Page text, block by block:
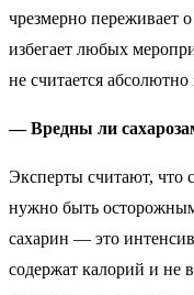
чрезмерно переживает
избегает любых
не считается
— Вредны ли
Эксперты считают, что
нужно быть
сахарин — это
содержат калорий и не